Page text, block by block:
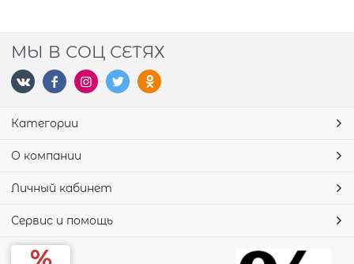
МЫ В СОЦ СЕТЯХ
Категории
О компании
Личный кабинет
Сервис и помощь